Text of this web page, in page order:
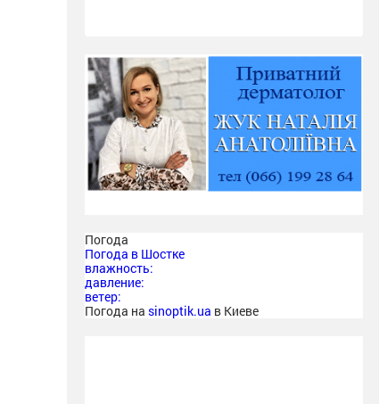
Погода
Погода в Шостке
влажность:
давление:
ветер:
Погода на sinoptik.ua в Киеве